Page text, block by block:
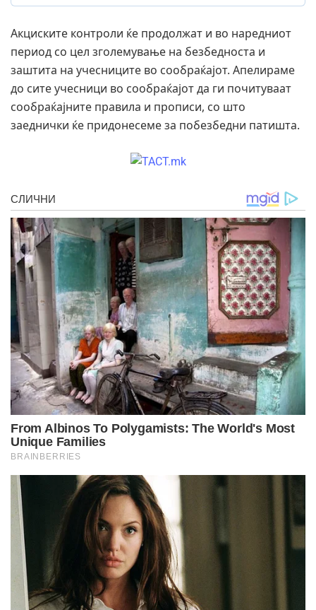
Акциските контроли ќе продолжат и во наредниот
период со цел зголемување на безбедноста и
заштита на учесниците во сообраќајот. Апелираме
до сите учесници во сообраќајот да ги почитуваат
сообраќајните правила и прописи, со што
заеднички ќе придонесеме за побезбедни патишта.